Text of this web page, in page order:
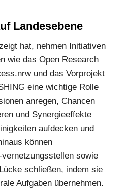
Landesebene
hat, nehmen Initiativen
wie das Open Research
und das Vorprojekt
eine wichtige Rolle
anregen, Chancen
und Synergieeffekte
aufdecken und
können
sowie
schließen, indem sie
Aufgaben übernehmen.